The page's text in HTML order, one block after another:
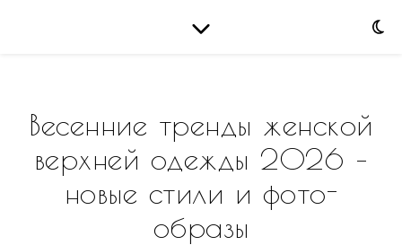
Весенние тренды женской
верхней одежды 2026 –
новые стили и фото-
образы